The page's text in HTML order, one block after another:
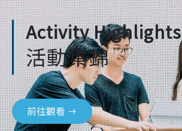
Activity Highlights
活動集錦
前往觀看